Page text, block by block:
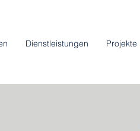
Dienstleistungen Projekte